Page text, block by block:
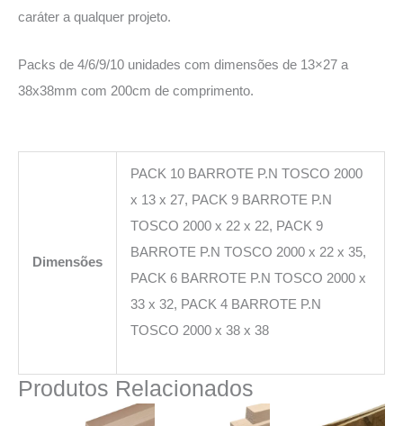
caráter a qualquer projeto.
Packs de 4/6/9/10 unidades com dimensões de 13×27 a
38x38mm com 200cm de comprimento.
Dimensões
PACK 10 BARROTE P.N TOSCO 2000
x 13 x 27, PACK 9 BARROTE P.N
TOSCO 2000 x 22 x 22, PACK 9
BARROTE P.N TOSCO 2000 x 22 x 35,
PACK 6 BARROTE P.N TOSCO 2000 x
33 x 32, PACK 4 BARROTE P.N
TOSCO 2000 x 38 x 38
Produtos Relacionados